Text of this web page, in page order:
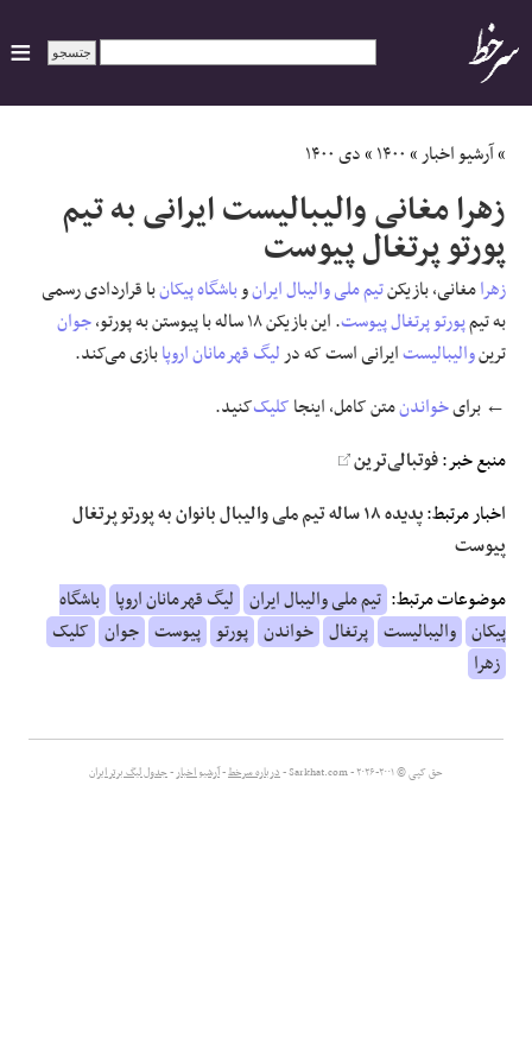
ایران
سیاسی
اقتصاد
ورزشی
جهان
اجتماعی
حوادث
فرهنگی و هنری
»آرشیو اخبار»۱۴۰۰»دی ۱۴۰۰
زهرا مغانی والیبالیست ایرانی به تیم
پورتو پرتغال پیوست
زهرامغانی، بازیکنتیم ملی والیبال ایرانوباشگاه پیکانبا قراردادی رسمی
به تیمپورتوپرتغالپیوست. این بازیکن ۱۸ ساله با پیوستن به پورتو،
جوان
ترینوالیبالیستایرانی است که درلیگ قهرمانان اروپابازی می‌کند.
← برایخواندنمتن کامل، اینجاکلیک‌کنید.
منبع خبر:فوتبالی‌ترین
اخبار مرتبط:
پدیده ۱۸ ساله تیم ملی والیبال بانوان به پورتو پرتغال
پیوست
موضوعات مرتبط: تیم ملی والیبال ایران لیگ قهرمانان اروپا باشگاه
پیکان والیبالیست پرتغال خواندن پورتو پیوست جوان کلیک
زهرا
حق کپی © ۲۰۰۱-۲۰۲۶ - Sarkhat.com - درباره سرخط-آرشیو اخبار-جدول لیگ برتر ایران